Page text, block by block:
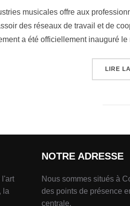
musicales offre aux
des réseaux de travail et de
a été officiellement inauguré
LIRE
l'art
la
NOTRE ADRESSE
Nous sommes situés à
des points de présence
centrale.